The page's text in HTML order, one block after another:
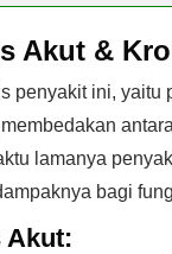
Akut &
penyakit ini, yaitu
lamanya
bagi
Akut: